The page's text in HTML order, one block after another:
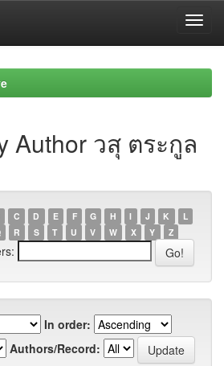
Author วสุ ตระกูล
C D E F G H I J K
L
R S T U V W X Y Z
In order:
Authors/Record: